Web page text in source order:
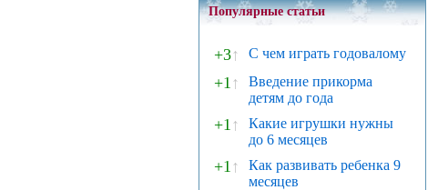
Популярные статьи
+3↑ С чем играть годовалому
+1↑
Введение прикорма
детям до года
+1↑
Какие игрушки нужны
до 6 месяцев
+1↑
Как развивать ребенка 9
месяцев